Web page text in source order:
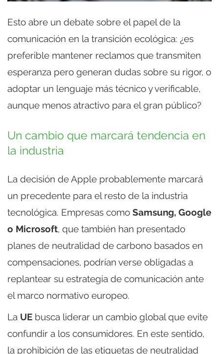
Esto abre un debate sobre el papel de la
comunicación en la transición ecológica: ¿es
preferible mantener reclamos que transmiten
esperanza pero generan dudas sobre su rigor, o
adoptar un lenguaje más técnico y verificable,
aunque menos atractivo para el gran público?
Un cambio que marcará tendencia en
la industria
La decisión de Apple probablemente marcará
un precedente para el resto de la industria
tecnológica. Empresas como Samsung, Google
o Microsoft, que también han presentado
planes de neutralidad de carbono basados en
compensaciones, podrían verse obligadas a
replantear su estrategia de comunicación ante
el marco normativo europeo.
La UE busca liderar un cambio global que evite
confundir a los consumidores. En este sentido,
la prohibición de las etiquetas de neutralidad